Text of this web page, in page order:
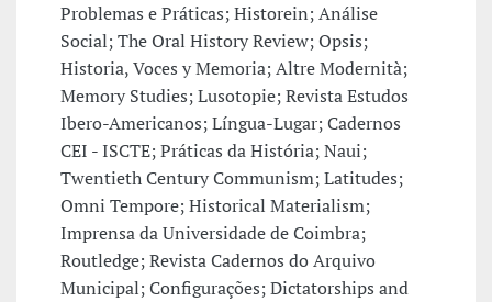
Problemas e Práticas; Historein; Análise
Social; The Oral History Review; Opsis;
Historia, Voces y Memoria; Altre Modernità;
Memory Studies; Lusotopie; Revista Estudos
Ibero-Americanos; Língua-Lugar; Cadernos
CEI - ISCTE; Práticas da História; Naui;
Twentieth Century Communism; Latitudes;
Omni Tempore; Historical Materialism;
Imprensa da Universidade de Coimbra;
Routledge; Revista Cadernos do Arquivo
Municipal; Configurações; Dictatorships and